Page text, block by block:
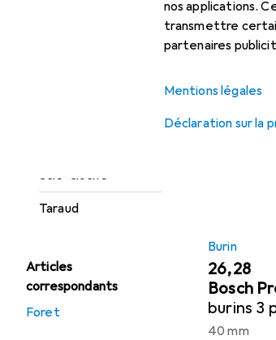
nos applications.
transmettre
partenaires
Mentions légales
Déclaration sur la
perforateur + burineur
Scie-cloche
Taraud
Articles
correspondants
Foret
Foret.
Burin
EUR
26,28
Bosch
burins 3
mm
40 mm